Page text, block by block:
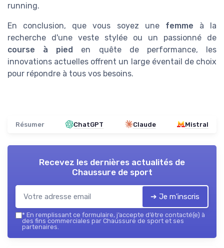
running.
En conclusion, que vous soyez une femme à la
recherche d'une veste stylée ou un passionné de
course à pied en quête de performance, les
innovations actuelles offrent un large éventail de choix
pour répondre à tous vos besoins.
Résumer ChatGPT Claude Mistral
Recevez les dernières actualités de
Chaussure de sport
➔ Je m'inscris
* En remplissant ce formulaire, j’accepte d’être contacté(e) à
des fins commerciales par Chaussure de sport et ses
partenaires.